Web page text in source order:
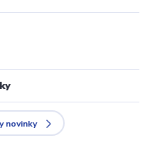
novinky